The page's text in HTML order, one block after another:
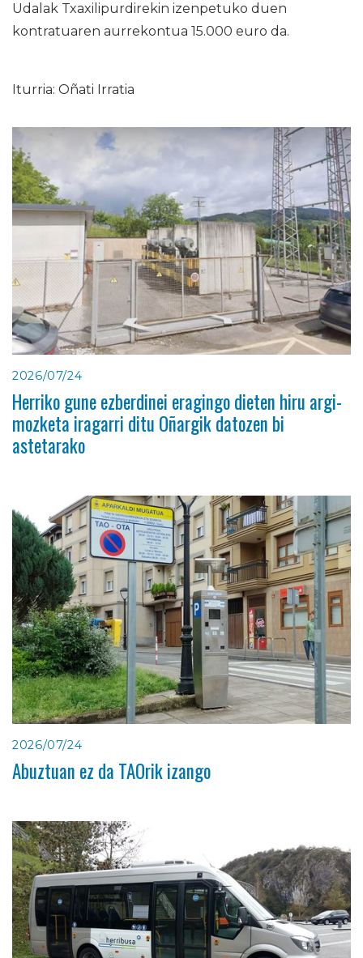
Udalak Txaxilipurdirekin izenpetuko duen
kontratuaren aurrekontua 15.000 euro da.
Iturria: Oñati Irratia
2026/07/24
Herriko gune ezberdinei eragingo dieten hiru argi-
mozketa iragarri ditu Oñargik datozen bi
astetarako
2026/07/24
Abuztuan ez da TAOrik izango